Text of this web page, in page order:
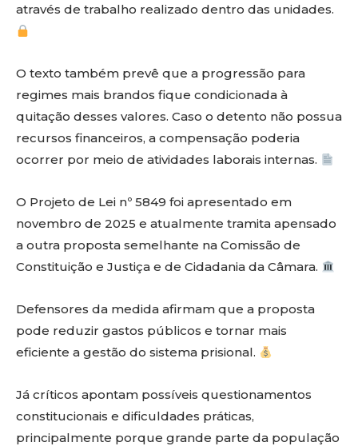
através de trabalho realizado dentro das unidades.
O texto também prevê que a progressão para
regimes mais brandos fique condicionada à
quitação desses valores. Caso o detento não possua
recursos financeiros, a compensação poderia
ocorrer por meio de atividades laborais internas.
O Projeto de Lei nº 5849 foi apresentado em
novembro de 2025 e atualmente tramita apensado
a outra proposta semelhante na Comissão de
Constituição e Justiça e de Cidadania da Câmara.
Defensores da medida afirmam que a proposta
pode reduzir gastos públicos e tornar mais
eficiente a gestão do sistema prisional.
Já críticos apontam possíveis questionamentos
constitucionais e dificuldades práticas,
principalmente porque grande parte da população